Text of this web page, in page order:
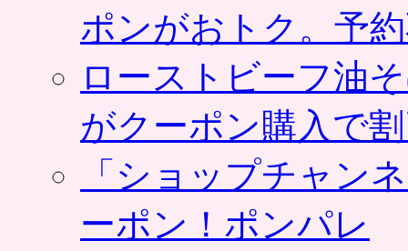
ポンがおトク。予
ローストビーフ油
がクーポン購入で
「ショップチャン
ーポン！ポンパレ